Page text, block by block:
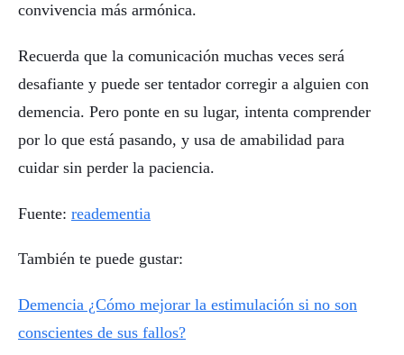
convivencia más armónica.
Recuerda que la comunicación muchas veces será
desafiante y puede ser tentador corregir a alguien con
demencia. Pero ponte en su lugar, intenta comprender
por lo que está pasando, y usa de amabilidad para
cuidar sin perder la paciencia.
Fuente: readementia
También te puede gustar:
Demencia ¿Cómo mejorar la estimulación si no son
conscientes de sus fallos?